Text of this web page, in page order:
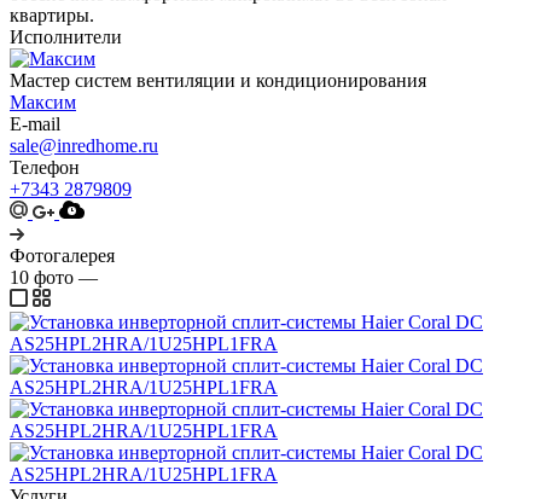
квартиры.
Исполнители
Мастер систем вентиляции и кондиционирования
Максим
E-mail
sale@inredhome.ru
Телефон
+7343 2879809
Фотогалерея
10 фото —